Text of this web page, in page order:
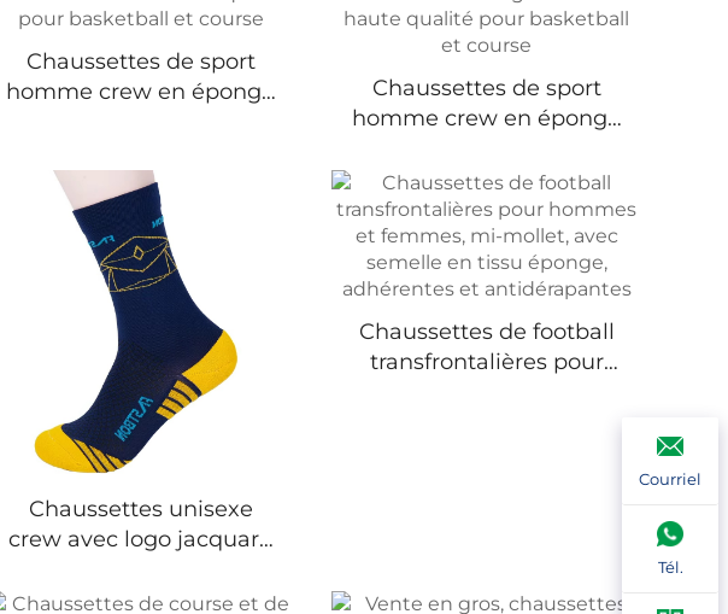
Chaussettes de sport
homme crew en éponge
basketball et course
Chaussettes de sport
homme crew en éponge
et noir de haute qualité
pour basketball et course
Chaussettes unisexe
crew avec logo jacquard
athlétique motif alvéolé
Chaussettes de football
transfrontalières pour
Courriel
Tél.